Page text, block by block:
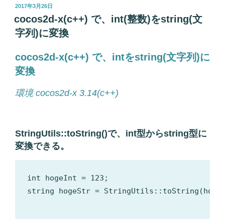
投
日:
2017年3月26日
cocos2d-x(c++) で、int(整数)をstring(文
字列)に変換
cocos2d-x(c++) で、intをstring(文字列)に
変換
環境 cocos2d-x 3.14(c++)
StringUtils::toString()で、 int型からstring型に
変換できる。
int hogeInt = 123;
string hogeStr =